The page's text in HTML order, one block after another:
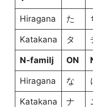
Hiragana た
Katakana タ
N-familj ON
Hiragana な
Katakana ナ